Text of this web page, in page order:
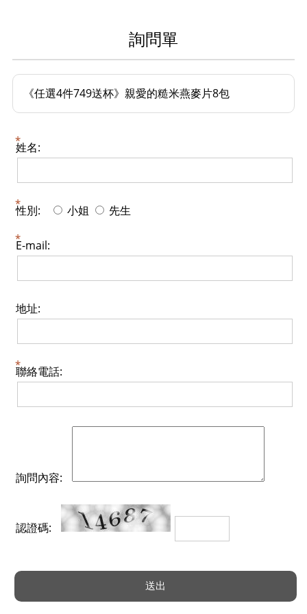
詢問單
《任選4件749送杯》親愛的糙米燕麥片8包
姓名:
性別: 小姐 先生
E-mail:
地址:
聯絡電話:
詢問內容:
認證碼: